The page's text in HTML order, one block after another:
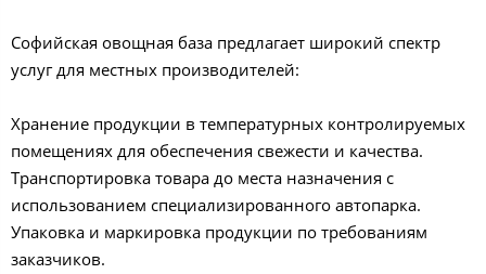
Софийская овощная база предлагает широкий спектр
услуг для местных производителей:
Хранение продукции в температурных контролируемых
помещениях для обеспечения свежести и качества.
Транспортировка товара до места назначения с
использованием специализированного автопарка.
Упаковка и маркировка продукции по требованиям
заказчиков.